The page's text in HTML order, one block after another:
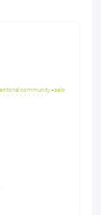
community-selo